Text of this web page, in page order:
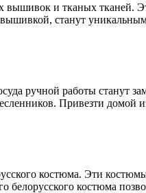
вышивок и тканых тканей.
станут
ручной работы станут
Привезти домой
костюма. Эти
костюма